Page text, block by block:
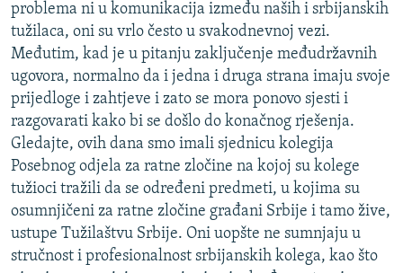
problema ni u komunikacija između naših i srbijanskih
tužilaca, oni su vrlo često u svakodnevnoj vezi.
Međutim, kad je u pitanju zaključenje međudržavnih
ugovora, normalno da i jedna i druga strana imaju svoje
prijedloge i zahtjeve i zato se mora ponovo sjesti i
razgovarati kako bi se došlo do konačnog rješenja.
Gledajte, ovih dana smo imali sjednicu kolegija
Posebnog odjela za ratne zločine na kojoj su kolege
tužioci tražili da se određeni predmeti, u kojima su
osumnjičeni za ratne zločine građani Srbije i tamo žive,
ustupe Tužilaštvu Srbije. Oni uopšte ne sumnjaju u
stručnost i profesionalnost srbijanskih kolega, kao što